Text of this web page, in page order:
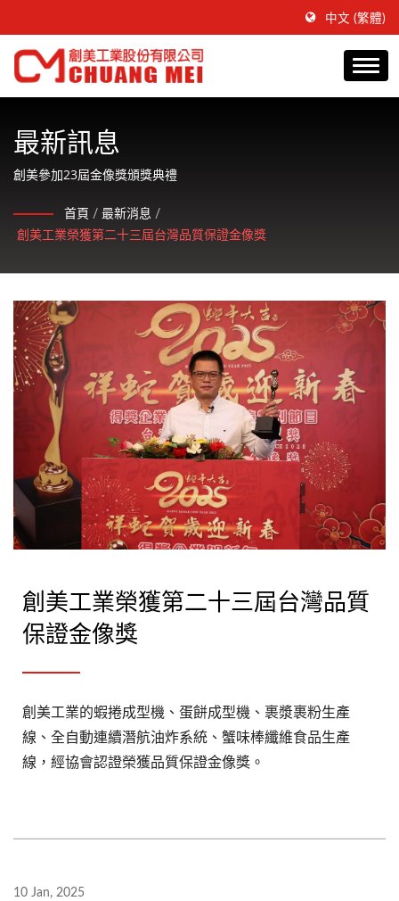
中文 (繁體)
最新訊息
創美參加23屆金像獎頒獎典禮
首頁 / 最新消息 /
創美工業榮獲第二十三屆台灣品質保證金像獎
創美工業榮獲第二十三屆台灣品質
保證金像獎
創美工業的蝦捲成型機、蛋餅成型機、裹漿裹粉生產
線、全自動連續潛航油炸系統、蟹味棒纖維食品生產
線，經協會認證榮獲品質保證金像獎。
10 Jan, 2025